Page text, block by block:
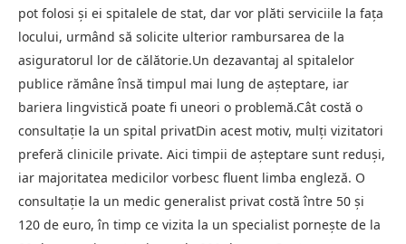
pot folosi și ei spitalele de stat, dar vor plăti serviciile la fața
locului, urmând să solicite ulterior rambursarea de la
asiguratorul lor de călătorie.Un dezavantaj al spitalelor
publice rămâne însă timpul mai lung de așteptare, iar
bariera lingvistică poate fi uneori o problemă.Cât costă o
consultație la un spital privatDin acest motiv, mulți vizitatori
preferă clinicile private. Aici timpii de așteptare sunt reduși,
iar majoritatea medicilor vorbesc fluent limba engleză. O
consultație la un medic generalist privat costă între 50 și
120 de euro, în timp ce vizita la un specialist pornește de la